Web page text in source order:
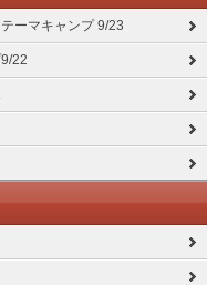
ーマキャンプ 9/23
22